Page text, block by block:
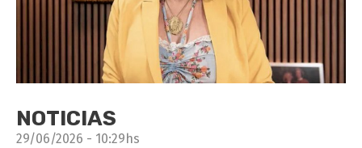
NOTICIAS
29/06/2026 - 10:29hs